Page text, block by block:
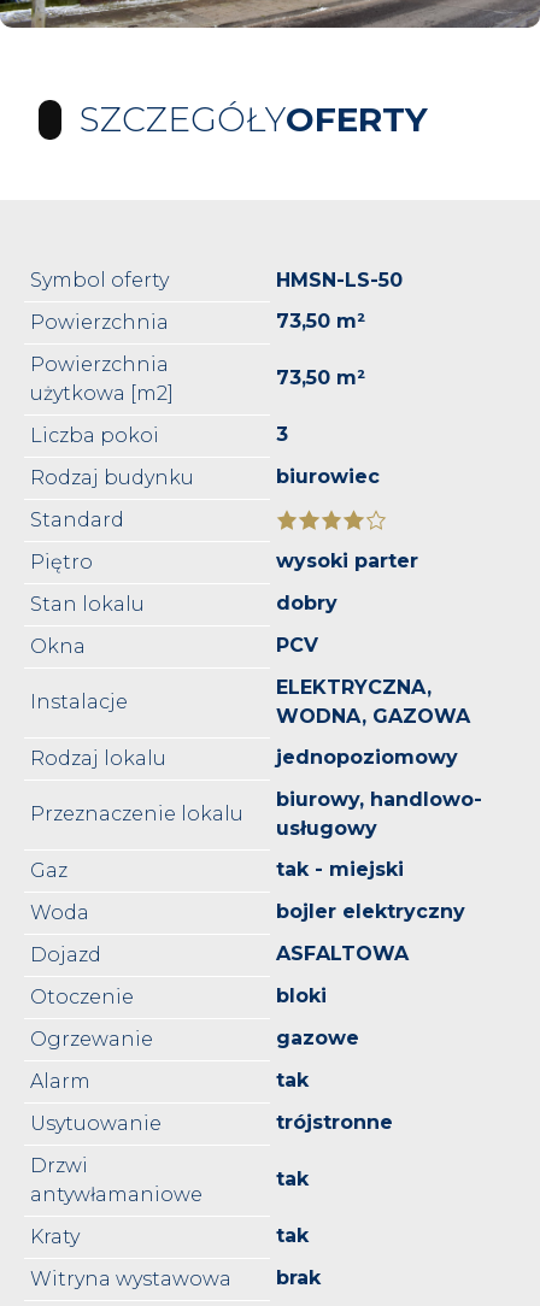
SZCZEGÓŁYOFERTY
Symbol oferty
HMSN-LS-50
Powierzchnia
73,50 m²
Powierzchnia
użytkowa [m2]
73,50 m²
Liczba pokoi
3
Rodzaj budynku
biurowiec
Standard
Piętro
wysoki parter
Stan lokalu
dobry
Okna
PCV
Instalacje
ELEKTRYCZNA,
WODNA, GAZOWA
Rodzaj lokalu
jednopoziomowy
Przeznaczenie lokalu
biurowy, handlowo-
usługowy
Gaz
tak - miejski
Woda
bojler elektryczny
Dojazd
ASFALTOWA
Otoczenie
bloki
Ogrzewanie
gazowe
Alarm
tak
Usytuowanie
trójstronne
Drzwi
antywłamaniowe
tak
Kraty
tak
Witryna wystawowa
brak